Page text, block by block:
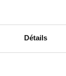
Détails